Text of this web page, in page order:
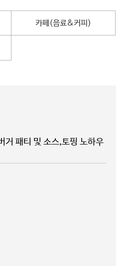
카페(음료&커피)
거 패티 및 소스,토핑 노하우